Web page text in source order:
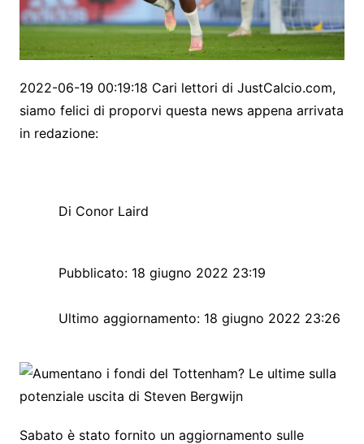
2022-06-19 00:19:18 Cari lettori di JustCalcio.com,
siamo felici di proporvi questa news appena arrivata
in redazione:
Di Conor Laird
Pubblicato: 18 giugno 2022 23:19
Ultimo aggiornamento: 18 giugno 2022 23:26
Sabato è stato fornito un aggiornamento sulle